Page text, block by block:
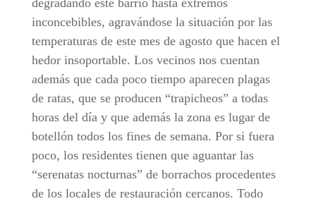
degradando este barrio hasta extremos
inconcebibles, agravándose la situación por las
temperaturas de este mes de agosto que hacen el
hedor insoportable. Los vecinos nos cuentan
además que cada poco tiempo aparecen plagas
de ratas, que se producen “trapicheos” a todas
horas del día y que además la zona es lugar de
botellón todos los fines de semana. Por si fuera
poco, los residentes tienen que aguantar las
“serenatas nocturnas” de borrachos procedentes
de los locales de restauración cercanos. Todo